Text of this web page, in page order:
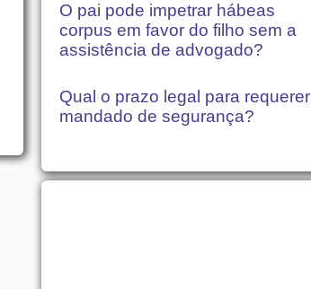
O pai pode impetrar hábeas
corpus em favor do filho sem a
assistência de advogado?
Qual o prazo legal para requerer
mandado de segurança?